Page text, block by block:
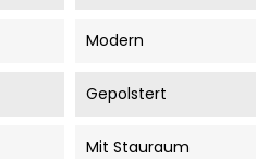
Modern
Gepolstert
Mit Stauraum